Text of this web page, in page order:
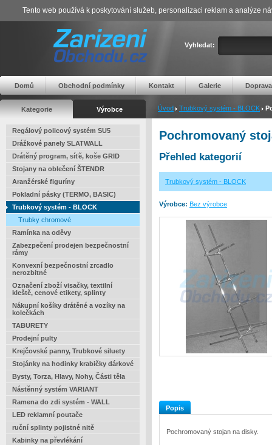
Vyhledat:
Domů Obchodní podmínky Kontakt Galerie Doprava
Kategorie Výrobce Úvod Trubkový systém - BLOCK
Regálový policový systém SU5
Drážkové panely SLATWALL
Drátěný program, síťě, koše GRID
Stojany na oblečení ŠTENDR
Aranžérské figuríny
Pokladní pásky (TERMO, BASIC)
Trubkový systém - BLOCK
Trubky chromové
Ramínka na oděvy
Zabezpečení prodejen bezpečnostní
rámy
Konvexní bezpečnostní zrcadlo
nerozbitné
Označení zboží visačky, textilní
kleště, cenové etikety, splinty
Nákupní košíky drátěné a vozíky na
kolečkách
TABURETY
Prodejní pulty
Krejčovské panny, Trubkové siluety
Stojánky na hodinky krabičky dárkové
Bysty, Torza, Hlavy, Nohy, Části těla
Nástěnný systém VARIANT
Ramena do zdi systém - WALL
LED reklamní poutače
ruční splinty pojistné nitě
Kabinky na převlékání
Pochromovaný
Přehled kategorií
Trubkový systém - BLOCK
Výrobce: Bez výrobce
Popis
Pochromovaný stojan na disky.
Tento web používá k poskytování služeb, personalizaci reklam a analýze